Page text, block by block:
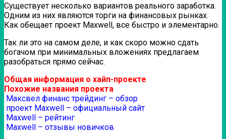
Существует несколько вариантов реального заработка.
Одним из них являются торги на финансовых рынках.
Как обещает проект Maxwell, все быстро и элементарно.
Так ли это на самом деле, и как скоро можно сдать
богачом при минимальных вложениях предлагаем
разобраться прямо сейчас.
Общая информация о хайп-проекте
Похожие названия проекта
Максвел финанс трейдинг – обзор
проект Maxwell – официальный сайт
Maxwell – рейтинг
Maxwell – отзывы новичков